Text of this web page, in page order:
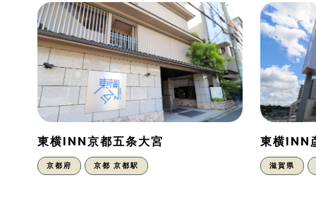
東横INN京都五条大宮
京都府 京都 京都駅
東横INN
滋賀県